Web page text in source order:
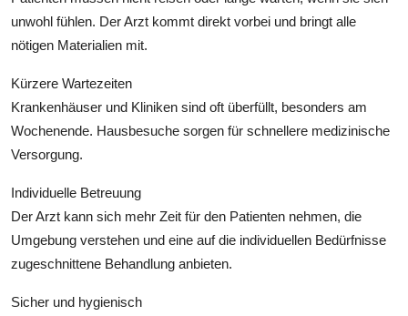
unwohl fühlen. Der Arzt kommt direkt vorbei und bringt alle
nötigen Materialien mit.
Kürzere Wartezeiten
Krankenhäuser und Kliniken sind oft überfüllt, besonders am
Wochenende. Hausbesuche sorgen für schnellere medizinische
Versorgung.
Individuelle Betreuung
Der Arzt kann sich mehr Zeit für den Patienten nehmen, die
Umgebung verstehen und eine auf die individuellen Bedürfnisse
zugeschnittene Behandlung anbieten.
Sicher und hygienisch